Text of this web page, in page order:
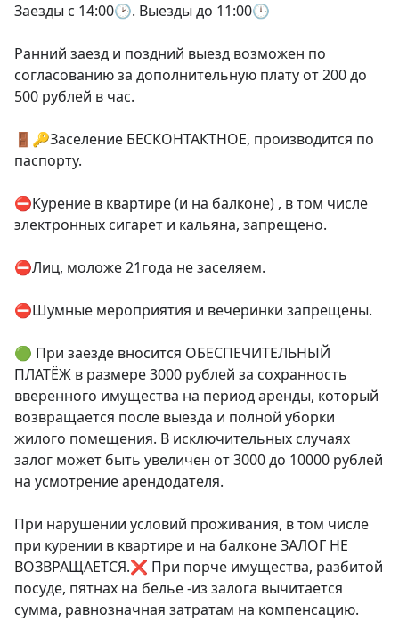
Заезды с 14:00🕑. Выезды до 11:00🕛
Ранний заезд и поздний выезд возможен по
согласованию за дополнительную плату от 200 до
500 рублей в час.
🚪🔑Заселение БЕСКОНТАКТНОЕ, производится по
паспорту.
⛔Курение в квартире (и на балконе) , в том числе
электронных сигарет и кальяна, запрещено.
⛔Лиц, моложе 21года не заселяем.
⛔Шумные мероприятия и вечеринки запрещены.
🟢 При заезде вносится ОБЕСПЕЧИТЕЛЬНЫЙ
ПЛАТЁЖ в размере 3000 рублей за сохранность
вверенного имущества на период аренды, который
возвращается после выезда и полной уборки
жилого помещения. В исключительных случаях
залог может быть увеличен от 3000 до 10000 рублей
на усмотрение арендодателя.
При нарушении условий проживания, в том числе
при курении в квартире и на балконе ЗАЛОГ НЕ
ВОЗВРАЩАЕТСЯ.❌ При порче имущества, разбитой
посуде, пятнах на белье -из залога вычитается
сумма, равнозначная затратам на компенсацию.